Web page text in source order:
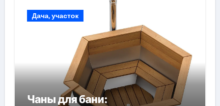
Дача, участок
Чаны для бани: